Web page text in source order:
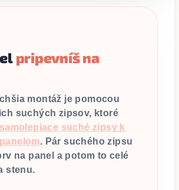
pripevníš na
montáž je pomocou
suchých zipsov, ktoré
samolepiace suché zipsy k
. Pár suchého zipsu
na panel a potom to celé
stenu.